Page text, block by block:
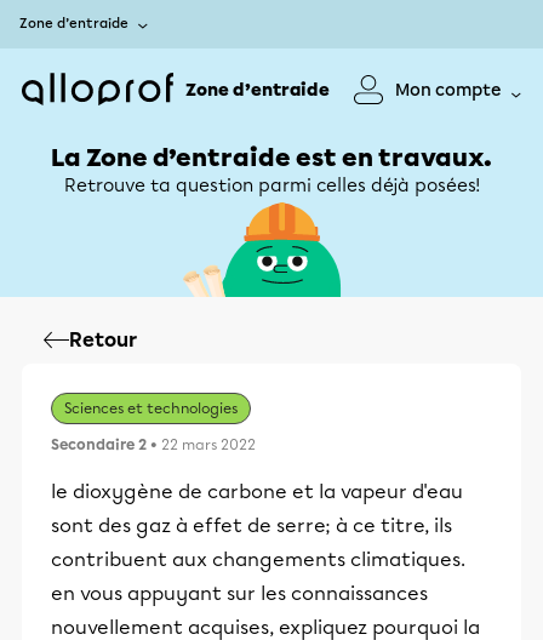
Zone d’entraide
Zone d’entraide Mon compte
La Zone d’entraide est en travaux.
Retrouve ta question parmi celles déjà posées!
Retour
Sciences et technologies
Secondaire 2 • 22 mars 2022
le dioxygène de carbone et la vapeur d'eau
sont des gaz à effet de serre; à ce titre, ils
contribuent aux changements climatiques.
en vous appuyant sur les connaissances
nouvellement acquises, expliquez pourquoi la